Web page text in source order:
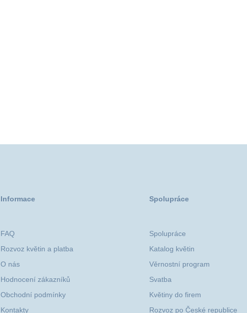
Informace
FAQ
Rozvoz květin a platba
O nás
Hodnocení zákazníků
Obchodní podmínky
Kontakty
Spolupráce
Spolupráce
Katalog květin
Věrnostní program
Svatba
Květiny do firem
Rozvoz po České republice